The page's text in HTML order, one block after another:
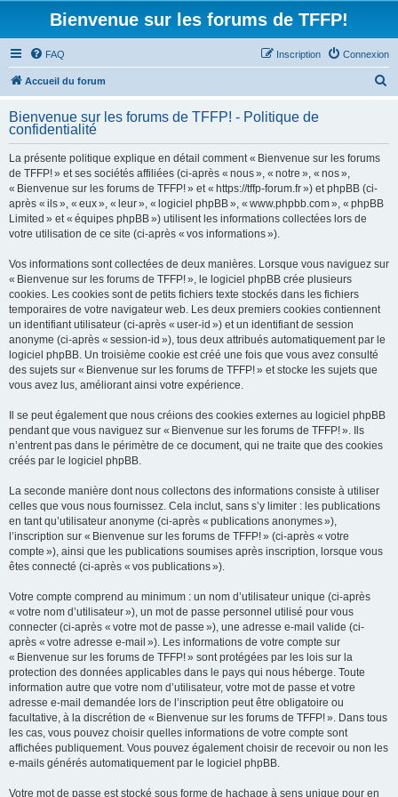
Bienvenue sur les forums de TFFP!
FAQ Connexion
Inscription
Accueil du forum
h
Bienvenue sur les forums de TFFP! - Politique de
confidentialité
La présente politique explique en détail comment « Bienvenue sur les forums
de TFFP! » et ses sociétés affiliées (ci-après « nous », « notre », « nos »,
« Bienvenue sur les forums de TFFP! » et « https://tffp-forum.fr ») et phpBB (ci-
après « ils », « eux », « leur », « logiciel phpBB », « www.phpbb.com », « phpBB
Limited » et « équipes phpBB ») utilisent les informations collectées lors de
votre utilisation de ce site (ci-après « vos informations »).
Vos informations sont collectées de deux manières. Lorsque vous naviguez sur
« Bienvenue sur les forums de TFFP! », le logiciel phpBB crée plusieurs
cookies. Les cookies sont de petits fichiers texte stockés dans les fichiers
temporaires de votre navigateur web. Les deux premiers cookies contiennent
un identifiant utilisateur (ci-après « user-id ») et un identifiant de session
anonyme (ci-après « session-id »), tous deux attribués automatiquement par le
logiciel phpBB. Un troisième cookie est créé une fois que vous avez consulté
des sujets sur « Bienvenue sur les forums de TFFP! » et stocke les sujets que
vous avez lus, améliorant ainsi votre expérience.
Il se peut également que nous créions des cookies externes au logiciel phpBB
pendant que vous naviguez sur « Bienvenue sur les forums de TFFP! ». Ils
n’entrent pas dans le périmètre de ce document, qui ne traite que des cookies
créés par le logiciel phpBB.
La seconde manière dont nous collectons des informations consiste à utiliser
celles que vous nous fournissez. Cela inclut, sans s’y limiter : les publications
en tant qu’utilisateur anonyme (ci-après « publications anonymes »),
l’inscription sur « Bienvenue sur les forums de TFFP! » (ci-après « votre
compte »), ainsi que les publications soumises après inscription, lorsque vous
êtes connecté (ci-après « vos publications »).
Votre compte comprend au minimum : un nom d’utilisateur unique (ci-après
« votre nom d’utilisateur »), un mot de passe personnel utilisé pour vous
connecter (ci-après « votre mot de passe »), une adresse e-mail valide (ci-
après « votre adresse e-mail »). Les informations de votre compte sur
« Bienvenue sur les forums de TFFP! » sont protégées par les lois sur la
protection des données applicables dans le pays qui nous héberge. Toute
information autre que votre nom d’utilisateur, votre mot de passe et votre
adresse e-mail demandée lors de l’inscription peut être obligatoire ou
facultative, à la discrétion de « Bienvenue sur les forums de TFFP! ». Dans tous
les cas, vous pouvez choisir quelles informations de votre compte sont
affichées publiquement. Vous pouvez également choisir de recevoir ou non les
e-mails générés automatiquement par le logiciel phpBB.
Votre mot de passe est stocké sous forme de hachage à sens unique pour en